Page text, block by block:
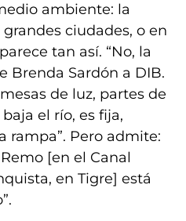
ambiente: la
ciudades, o en
tan así. “No, la
Brenda Sardón a DIB.
de luz, partes de
el río, es fija,
rampa”. Pero admite:
[en el Canal
en Tigre] está